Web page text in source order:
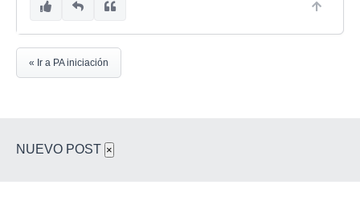
« Ir a PA iniciación
NUEVO POST ×